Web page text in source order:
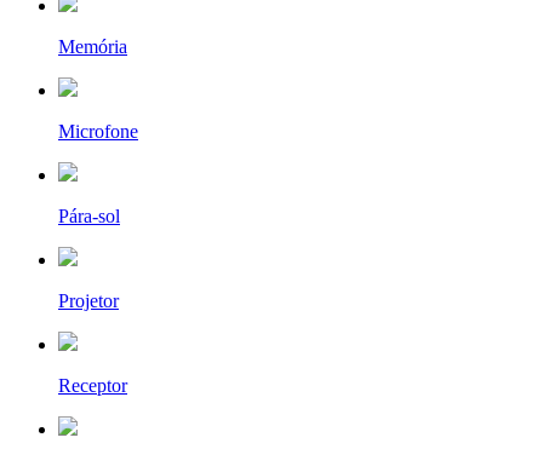
Memória
Microfone
Pára-sol
Projetor
Receptor